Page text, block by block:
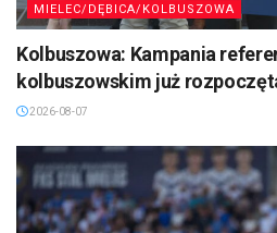
MIELEC/DĘBICA/KOLBUSZOWA
Kolbuszowa: Kampania
kolbuszowskim już
2026-08-07